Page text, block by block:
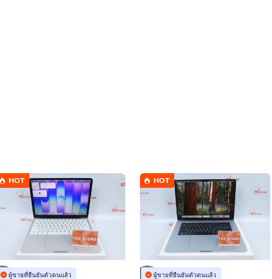
HOT
ผู้ขายที่ยืนยันตัวตนแล้ว
HOT
ผู้ขายที่ยืนยันตัวตนแล้ว